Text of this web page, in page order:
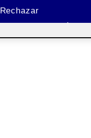
Rechazar